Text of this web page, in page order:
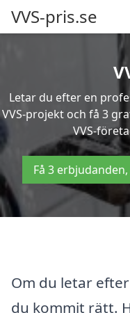
VVS-pris.se
Letar du efter en
VVS-projekt och få 3
VVS-
Få 3
Om du letar
du kommit rätt.